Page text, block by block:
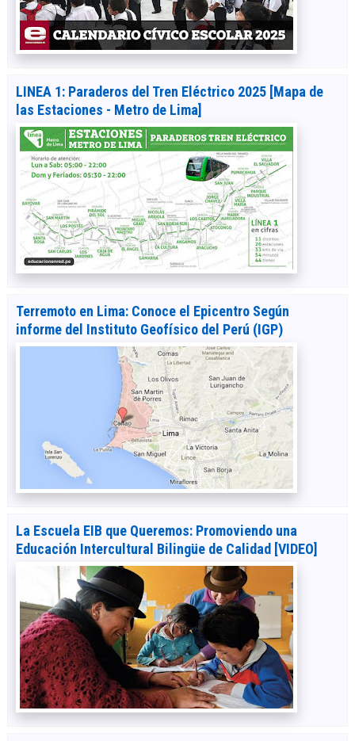
LINEA 1: Paraderos del Tren Eléctrico 2025 [Mapa de
las Estaciones - Metro de Lima]
Terremoto en Lima: Conoce el Epicentro Según
informe del Instituto Geofísico del Perú (IGP)
La Escuela EIB que Queremos: Promoviendo una
Educación Intercultural Bilingüe de Calidad [VIDEO]